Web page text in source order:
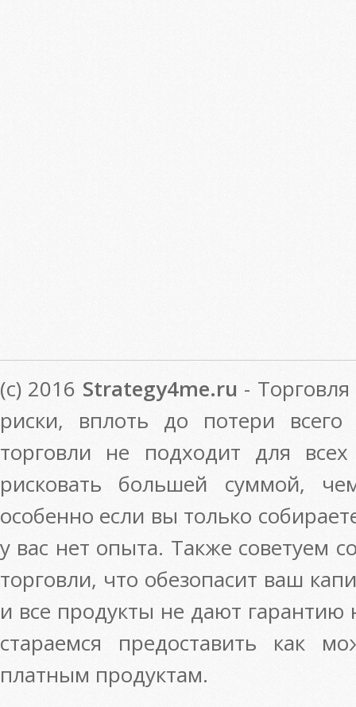
(c) 2016 Strategy4me.ru -
риски, вплоть до потери
торговли не подходит для
рисковать большей суммой,
особенно если вы только
у вас нет опыта. Также советуем
торговли, что обезопасит ваш
и все продукты не дают
стараемся предоставить как
платным продуктам.